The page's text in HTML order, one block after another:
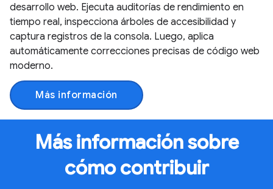
desarrollo web. Ejecuta auditorías de rendimiento en
tiempo real, inspecciona árboles de accesibilidad y
captura registros de la consola. Luego, aplica
automáticamente correcciones precisas de código web
moderno.
Más información
Más información sobre
cómo contribuir